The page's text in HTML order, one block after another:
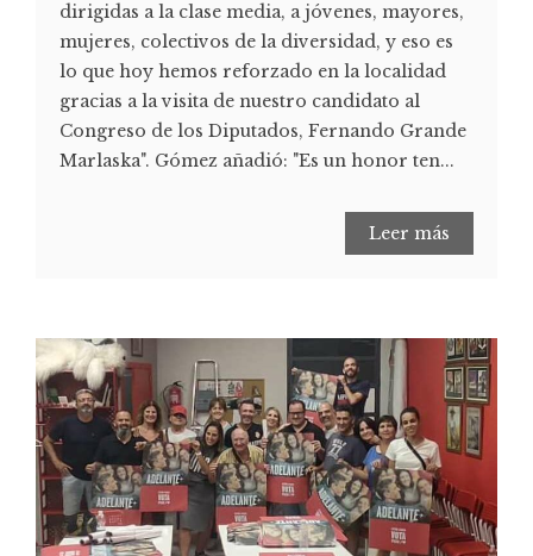
dirigidas a la clase media, a jóvenes, mayores,
mujeres, colectivos de la diversidad, y eso es
lo que hoy hemos reforzado en la localidad
gracias a la visita de nuestro candidato al
Congreso de los Diputados, Fernando Grande
Marlaska". Gómez añadió: "Es un honor ten...
Leer más